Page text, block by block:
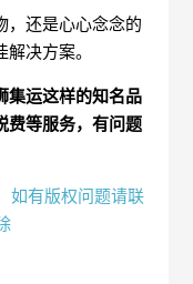
，还是心心念念的
决方案。
集运这样的知名品
费等服务，有问题
如有版权问题请联